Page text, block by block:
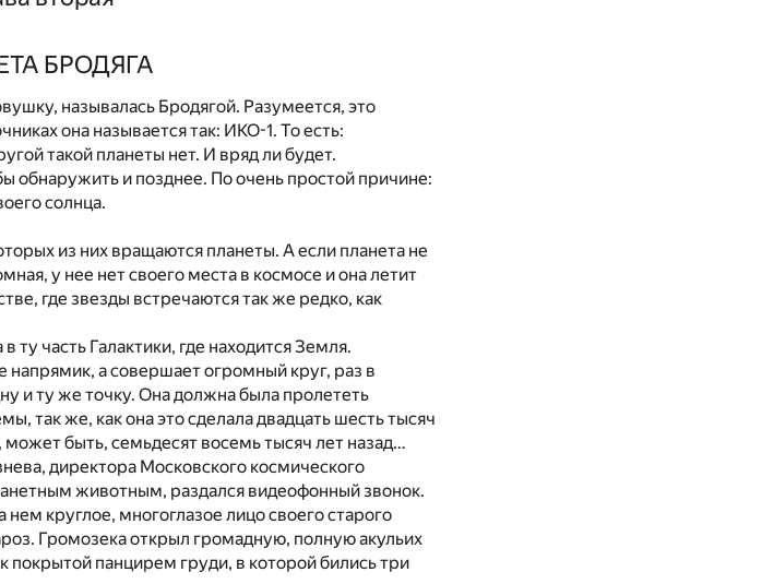
БРОДЯГА
называлась Бродягой. Разумеется, это
она называется так: ИКО-1. То есть:
такой планеты нет. И вряд ли будет.
обнаружить и позднее. По очень простой причине:
солнца.
из них вращаются планеты. А если планета не
у нее нет своего места в космосе и она летит
где звезды встречаются так же редко, как
ту часть Галактики, где находится Земля.
а совершает огромный круг, раз в
и ту же точку. Она должна была пролететь
так же, как она это сделала двадцать шесть тысяч
может быть, семьдесят восемь тысяч лет назад…
директора Московского космического
животным, раздался видеофонный звонок.
круглое, многоглазое лицо своего старого
Громозека открыл громадную, полную акульих
покрытой панцирем груди, в которой бились три